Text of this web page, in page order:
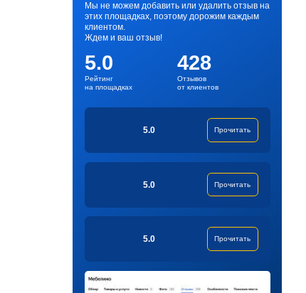
Мы не можем добавить или удалить отзыв на
этих площадках, поэтому дорожим каждым
клиентом.
Ждем и ваш отзыв!
5.0
Рейтинг
на площадках
428
Отзывов
от клиентов
5.0 Прочитать
5.0 Прочитать
5.0 Прочитать